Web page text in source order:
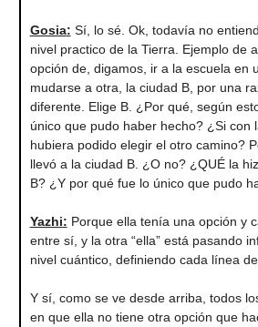
Gosia: Sí, lo sé. Ok, todavía no
nivel practico de la Tierra. Ejemplo de
opción de, digamos, ir a la escuela en
mudarse a otra, la ciudad B, por una
diferente. Elige B. ¿Por qué, según
único que pudo haber hecho? ¿Si con
hubiera podido elegir el otro camino?
llevó a la ciudad B. ¿O no? ¿QUÉ la
B? ¿Y por qué fue lo único que pudo
Yazhi: Porque ella tenía una opción y
entre sí, y la otra “ella” está pasando
nivel cuántico, definiendo cada línea
Y sí, como se ve desde arriba, todos
en que ella no tiene otra opción que